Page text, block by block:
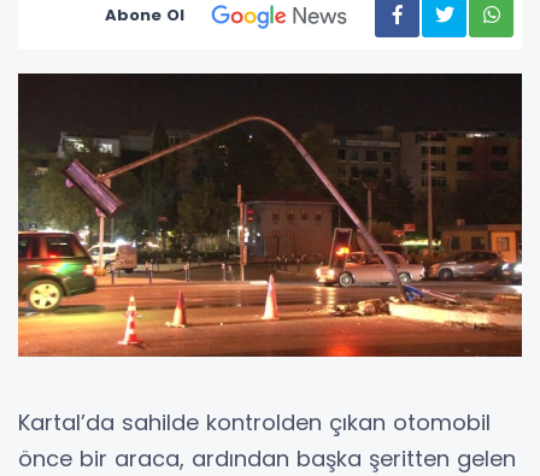
Abone Ol
Kartal’da sahilde kontrolden çıkan otomobil
önce bir araca, ardından başka şeritten gelen